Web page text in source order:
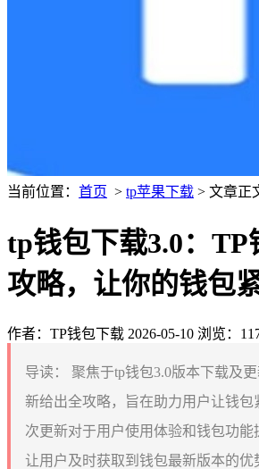
当前位置： 首页 > tp苹果下载 > 文章正
tp钱包下载3.0：TP
攻略，让你的钱包
作者：TP钱包下载 2026-05-10 浏览：
导读：
聚焦于tp钱包3.0版本下载及
新给出全攻略，旨在助力用户让钱包
次更新对于用户使用体验和钱包功能
让用户及时获取到钱包最新版本的优